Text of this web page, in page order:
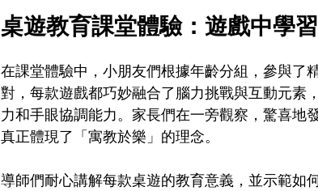
桌遊教育課堂體驗：遊戲中學
在課堂體驗中，小朋友們根據年齡分組，參與了
對，每款遊戲都巧妙融合了腦力挑戰與互動元素
力和手眼協調能力。家長們在一旁觀察，驚喜地
真正體現了「寓教於樂」的理念。
導師們耐心講解每款桌遊的教育意義，並示範如